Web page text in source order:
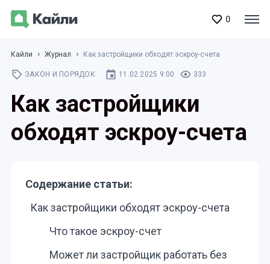
0
Кайли Журнал Как застройщики обходят эскроу-счета
ЗАКОН И ПОРЯДОК 11.02.2025 9:00 333
Как застройщики
обходят эскроу-счета
Содержание статьи:
Как застройщики обходят эскроу-счета
Что такое эскроу-счет
Может ли застройщик работать без